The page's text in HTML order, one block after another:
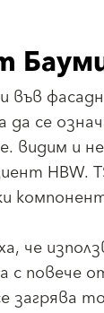
се
видим и
HBW.
че
повече
загрява